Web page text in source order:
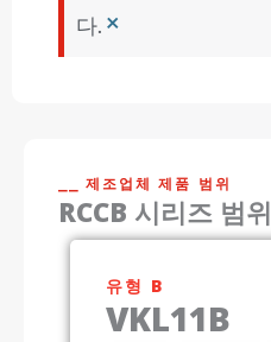
다. ×
⎯⎯ 제조업체 제품 범위
RCCB 시리즈 범위
유형 B
VKL11B